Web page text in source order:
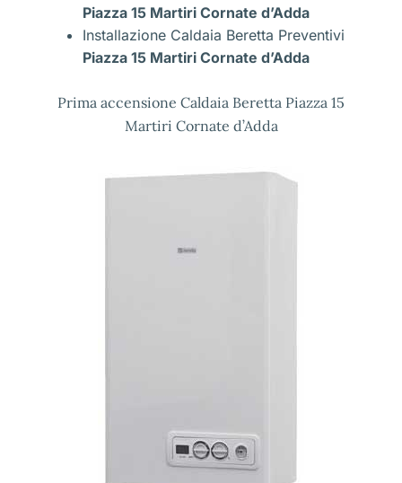
Piazza 15 Martiri Cornate d’Adda
Installazione Caldaia Beretta Preventivi
Piazza 15 Martiri Cornate d’Adda
Prima accensione Caldaia Beretta Piazza 15
Martiri Cornate d’Adda